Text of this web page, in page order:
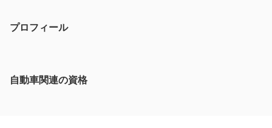
プロフィール
自動車関連の資格